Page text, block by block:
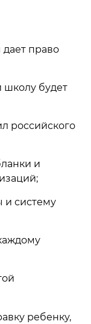
право
школу будет
российского
и
и систему
ребенку,